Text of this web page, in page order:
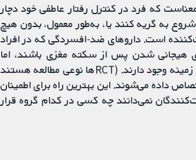
که فرد در کنترل رفتار عاطفی خود دچار
به گریه کنند یا، به‌طور معمول، بدون هیچ
است. داروهای ضد-افسردگی که در افراد
هیجانی شدن پس از سکته مغزی باشند، اما
کارآزمایی‌های تصادفی‌سازی و کنترل شده (RCTs) بسیار کمی در این زمینه وجود دارند. (RCTها نوعی مطالعه هستند
به 2 یا چند گروه درمانی اختصاص داده می‌شوند. این بهترین راه برای اطمینان
نمی‌دانند چه کسی در کدام گروه قرار